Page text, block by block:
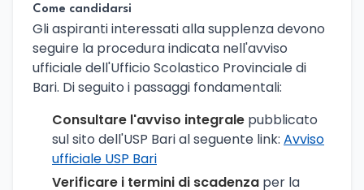
Come candidarsi
Gli aspiranti interessati alla supplenza devono
seguire la procedura indicata nell'avviso
ufficiale dell'Ufficio Scolastico Provinciale di
Bari. Di seguito i passaggi fondamentali:
Consultare l'avviso integrale pubblicato
sul sito dell'USP Bari al seguente link: Avviso
ufficiale USP Bari
Verificare i termini di scadenza per la